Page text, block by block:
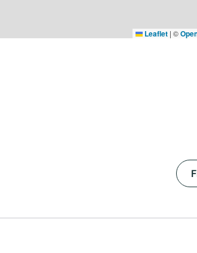
Leaflet | ©